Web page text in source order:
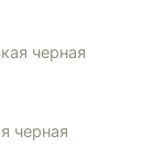
черная